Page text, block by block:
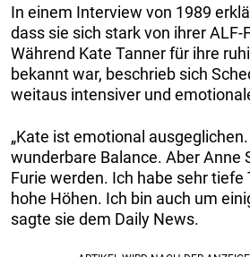
In einem Interview von 1989
dass sie sich stark von ihrer ALF-
Während Kate Tanner für ihre
bekannt war, beschrieb sich
weitaus intensiver und
„Kate ist emotional
wunderbare Balance. Aber Anne
Furie werden. Ich habe sehr tiefe
hohe Höhen. Ich bin auch um
sagte sie dem Daily News.